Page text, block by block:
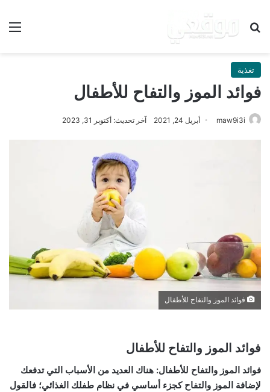
بحث عن
تغذية
فوائد الموز والتفاح للأطفال
maw9i3i أبريل 24, 2021 آخر تحديث: أكتوبر 31, 2023
فوائد الموز والتفاح للأطفال
فوائد الموز والتفاح للأطفال
فوائد الموز والتفاح للأطفال: هناك العديد من الأسباب التي تدفعك
لإضافة الموز والتفاح كجزء أساسي في نظام طفلك الغذائي؛ فالقول